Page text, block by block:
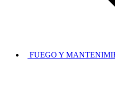
FUEGO Y